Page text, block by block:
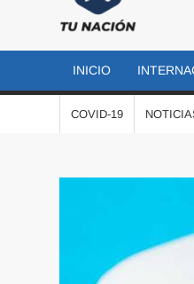
más
al
INICIO
COVID-19